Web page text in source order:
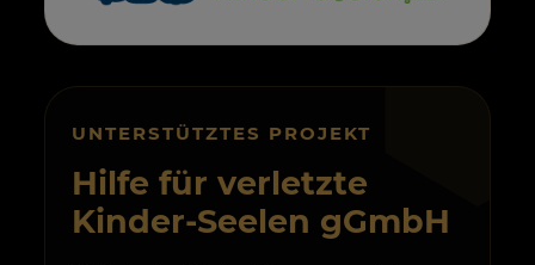
UNTERSTÜTZTES PROJEKT
Hilfe für verletzte
Kinder-Seelen gGmbH